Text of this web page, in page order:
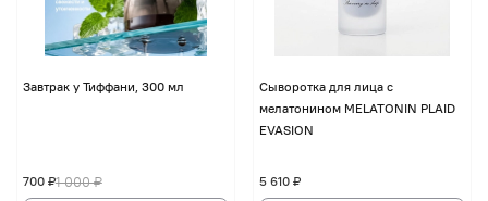
Завтрак у Тиффани, 300 мл
1 000 ₽
700 ₽
Сыворотка для лица с
мелатонином MELATONIN PLAID
EVASION
5 610 ₽